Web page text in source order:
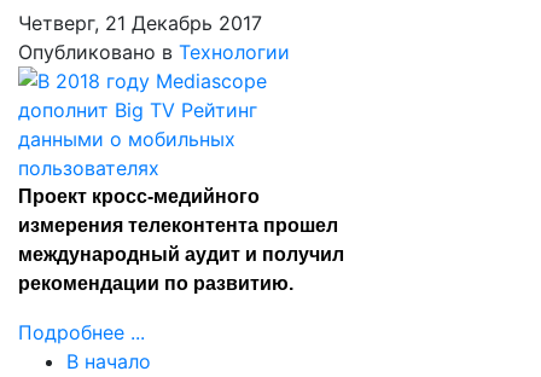
Четверг, 21 Декабрь 2017
Опубликовано в Технологии
Проект кросс-медийного
измерения телеконтента прошел
международный аудит и получил
рекомендации по развитию.
Подробнее ...
В начало